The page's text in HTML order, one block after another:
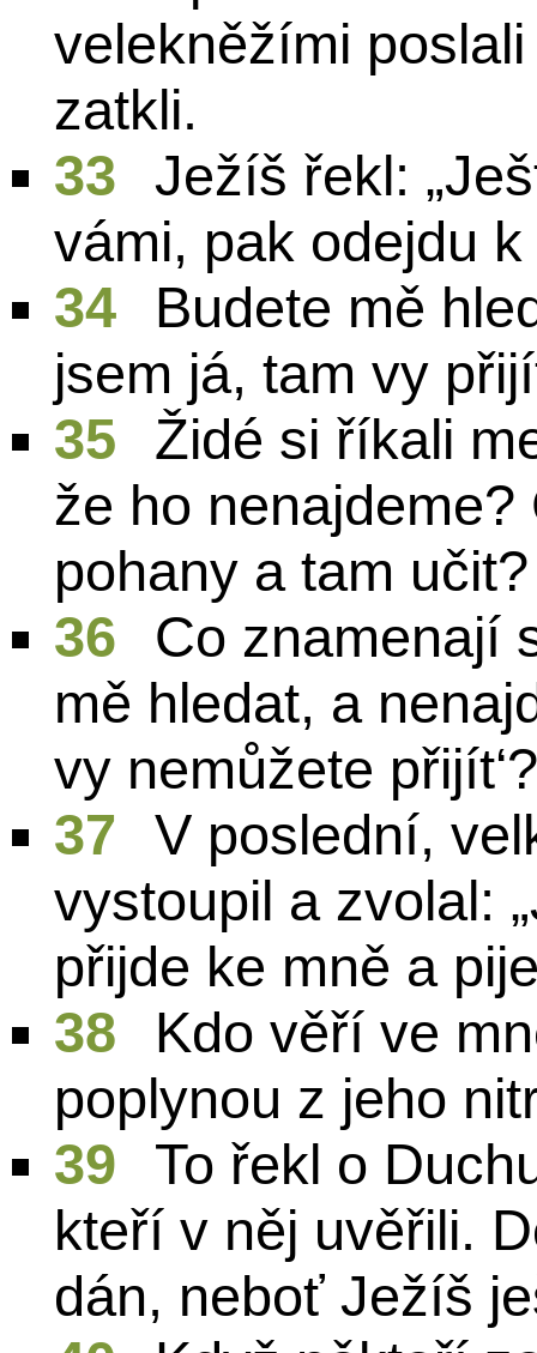
velekněžími
zatkli.
33
Ježíš řekl:
vámi, pak odejdu
34
Budete mě
jsem já, tam vy
35
Židé si říkali
že ho
pohany a tam učit?
36
Co znamenají
mě hledat, a
vy nemůžete
37
V poslední,
vystoupil a zvolal:
přijde ke mně a
38
Kdo věří ve
poplynou z jeho
39
To řekl o
kteří v něj uvěřili.
dán, neboť Ježíš